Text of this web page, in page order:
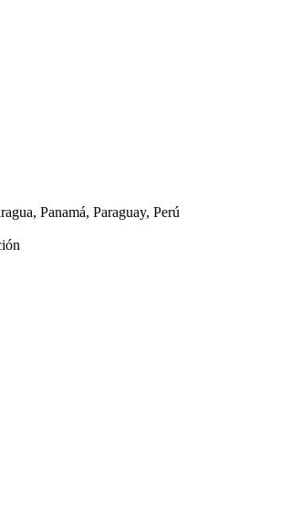
Panamá, Paraguay, Perú